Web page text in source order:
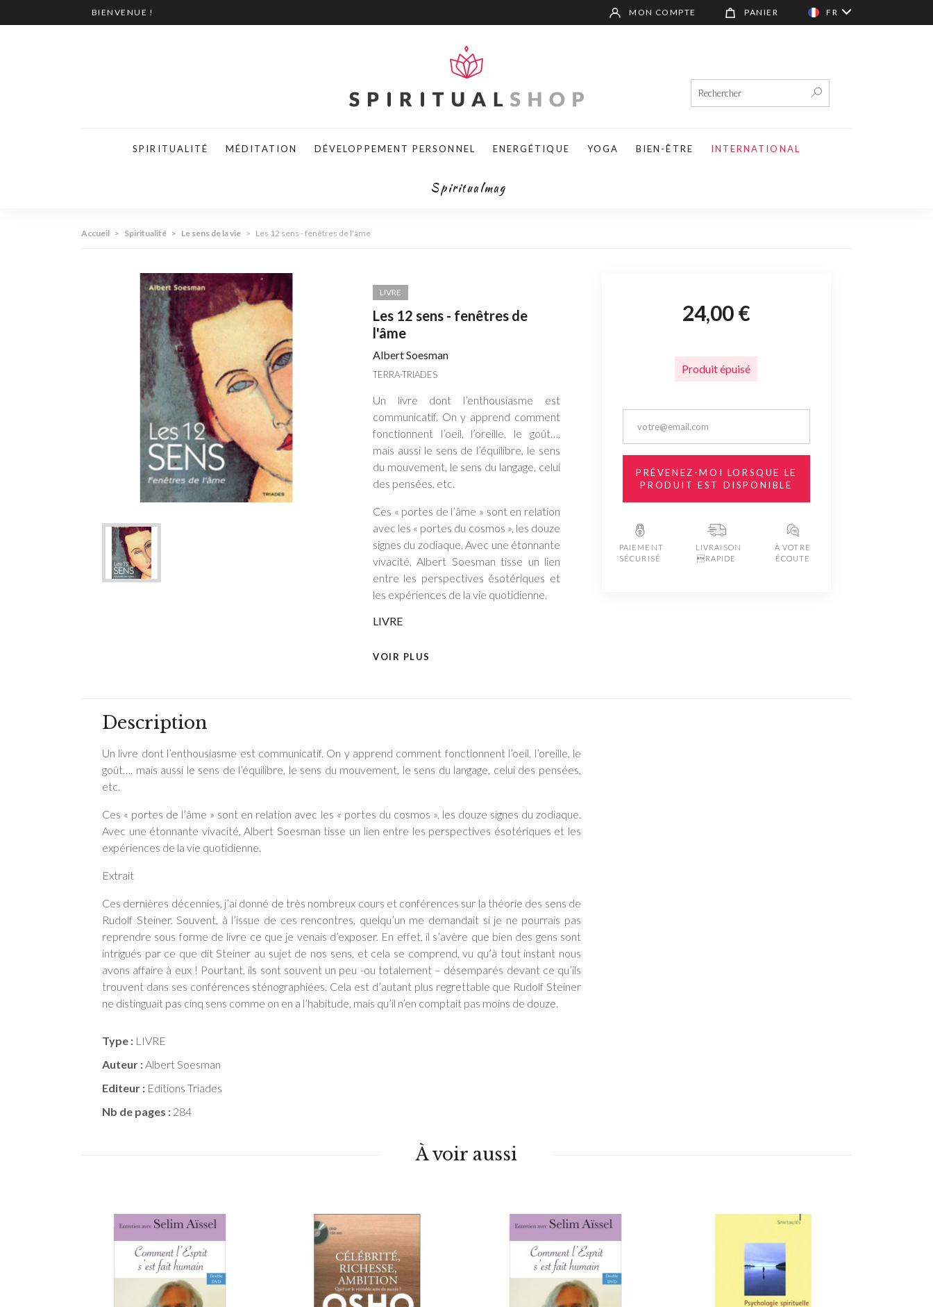
BIENVENUE ! MON COMPTE PANIER FR
SPIRITUALITÉ MÉDITATION DÉVELOPPEMENT PERSONNEL ENERGÉTIQUE YOGA BIEN-ÊTRE INTERNATIONAL
Spiritualmag
Accueil > Spiritualité > Le sens de la vie > Les 12 sens - fenêtres de l'âme
LIVRE
Les 12 sens - fenêtres de
l'âme
Albert Soesman
TERRA-TRIADES
Un livre dont l’enthousiasme est
communicatif. On y apprend comment
fonctionnent l’oeil, l’oreille, le goût…,
mais aussi le sens de l’équilibre, le sens
du mouvement, le sens du langage, celui
des pensées, etc.
Ces « portes de l’âme » sont en relation
avec les « portes du cosmos », les douze
signes du zodiaque. Avec une étonnante
vivacité, Albert Soesman tisse un lien
entre les perspectives ésotériques et
les expériences de la vie quotidienne.
LIVRE
VOIR PLUS
24,00 €
Produit épuisé
PRÉVENEZ-MOI LORSQUE LE
PRODUIT EST DISPONIBLE
PAIEMENT
SÉCURISÉ
LIVRAISON
RAPIDE
À VOTRE
ÉCOUTE
Description
Un livre dont l’enthousiasme est communicatif. On y apprend comment fonctionnent l’oeil, l’oreille, le
goût…, mais aussi le sens de l’équilibre, le sens du mouvement, le sens du langage, celui des pensées,
etc.
Ces « portes de l’âme » sont en relation avec les « portes du cosmos », les douze signes du zodiaque.
Avec une étonnante vivacité, Albert Soesman tisse un lien entre les perspectives ésotériques et les
expériences de la vie quotidienne.
Extrait
Ces dernières décennies, j’ai donné de très nombreux cours et conférences sur la théorie des sens de
Rudolf Steiner. Souvent, à l’issue de ces rencontres, quelqu’un me demandait si je ne pourrais pas
reprendre sous forme de livre ce que je venais d’exposer. En effet, il s’avère que bien des gens sont
intrigués par ce que dit Steiner au sujet de nos sens, et cela se comprend, vu qu’à tout instant nous
avons affaire à eux ! Pourtant, ils sont souvent un peu -ou totalement – désemparés devant ce qu’ils
trouvent dans ses conférences sténographiées. Cela est d’autant plus regrettable que Rudolf Steiner
ne distinguait pas cinq sens comme on en a l’habitude, mais qu’il n’en comptait pas moins de douze.
Type : LIVRE
Auteur :Albert Soesman
Editeur : Editions Triades
Nb de pages : 284
À voir aussi